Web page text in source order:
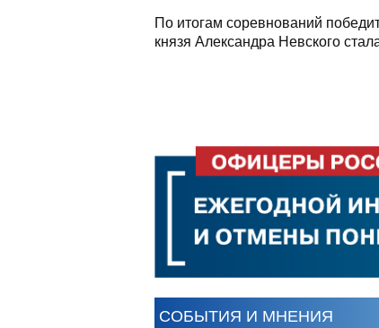
По итогам соревнований
князя Александра Невского
СОБЫТИЯ И МНЕНИЯ